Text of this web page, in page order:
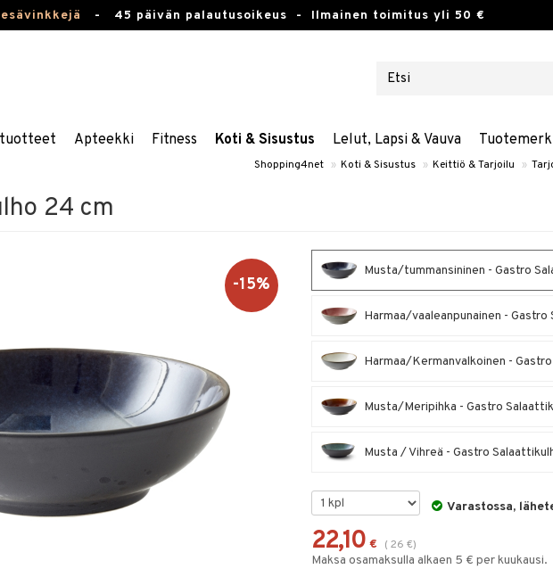
- 45 päivän palautusoikeus - Ilmainen toimitus yli 50 €
Apteekki Fitness Koti & Sisustus Lelut, Lapsi & Vauva
Shopping4net » Koti & Sisustus » Keittiö & Tarjoilu »
24 cm
-15%
Musta/tummansininen - Gastro
Harmaa/vaaleanpunainen -
Harmaa/Kermanvalkoinen -
Musta/Meripihka - Gastro
Musta / Vihreä - Gastro
Varastossa,
22,10 € ( 26 €)
Maksa osamaksulla alkaen 5 € per kuukausi.